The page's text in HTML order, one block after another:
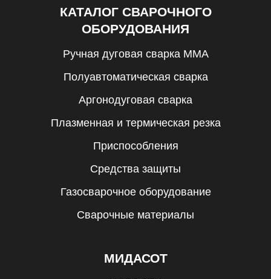
КАТАЛОГ СВАРОЧНОГО
ОБОРУДОВАНИЯ
Ручная дуговая сварка MMA
Полуавтоматическая сварка
Аргонодуговая сварка
Плазменная и термическая резка
Приспособления
Средства защиты
Газосварочное оборудование
Сварочные материалы
МИДАСОТ